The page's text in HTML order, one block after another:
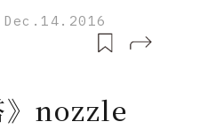
Dec.14.2016
》nozzle